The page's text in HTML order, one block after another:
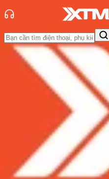
Trang chủ
Tin tức
Tin Mới
Đánh Giá - Trên
Hỏi đáp App -
hàng - Sự kiện
Oppo Find X8
bị thêm camera